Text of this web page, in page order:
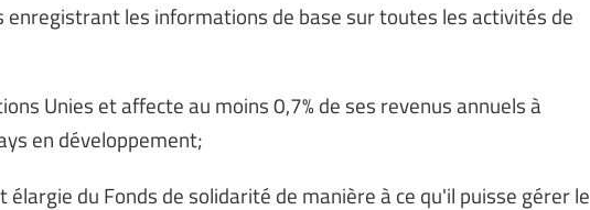
enregistrant les informations de base sur toutes les activités de
Unies et affecte au moins 0,7% de ses revenus annuels à
en développement;
du Fonds de solidarité de manière à ce qu'il puisse gérer le